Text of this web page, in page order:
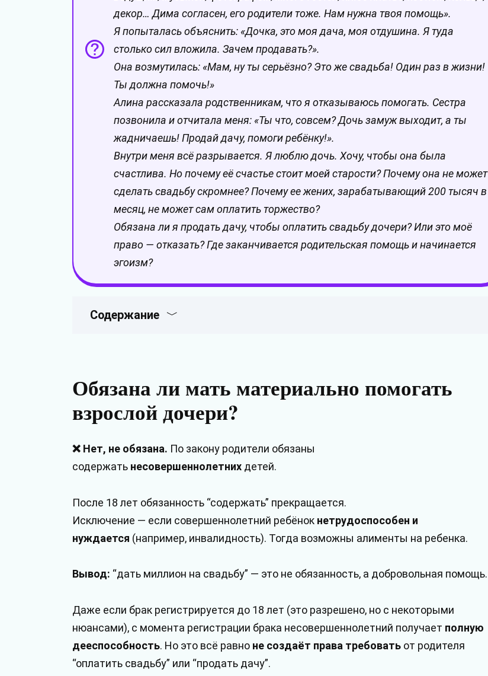
декор… Дима согласен, его родители тоже. Нам нужна твоя помощь».
Я попыталась объяснить: «Дочка, это моя дача, моя отдушина. Я туда
столько сил вложила. Зачем продавать?».
Она возмутилась: «Мам, ну ты серьёзно? Это же свадьба! Один раз в жизни!
Ты должна помочь!»
Алина рассказала родственникам, что я отказываюсь помогать. Сестра
позвонила и отчитала меня: «Ты что, совсем? Дочь замуж выходит, а ты
жадничаешь! Продай дачу, помоги ребёнку!».
Внутри меня всё разрывается. Я люблю дочь. Хочу, чтобы она была
счастлива. Но почему её счастье стоит моей старости? Почему она не может
сделать свадьбу скромнее? Почему ее жених, зарабатывающий 200 тысяч в
месяц, не может сам оплатить торжество?
Обязана ли я продать дачу, чтобы оплатить свадьбу дочери? Или это моё
право — отказать? Где заканчивается родительская помощь и начинается
эгоизм?
Содержание
Обязана ли мать материально помогать
взрослой дочери?
❌ Нет, не обязана. По закону родители обязаны
содержать несовершеннолетних детей.
После 18 лет обязанность “содержать” прекращается.
Исключение — если совершеннолетний ребёнок нетрудоспособен и
нуждается (например, инвалидность). Тогда возможны алименты на ребенка.
Вывод: “дать миллион на свадьбу” — это не обязанность, а добровольная помощь.
Даже если брак регистрируется до 18 лет (это разрешено, но с некоторыми
нюансами), с момента регистрации брака несовершеннолетний получает полную
дееспособность. Но это всё равно не создаёт права требовать от родителя
“оплатить свадьбу” или “продать дачу”.